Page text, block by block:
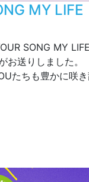
MY LIFE
SONG MY
お送りしました
たちも豊かに咲